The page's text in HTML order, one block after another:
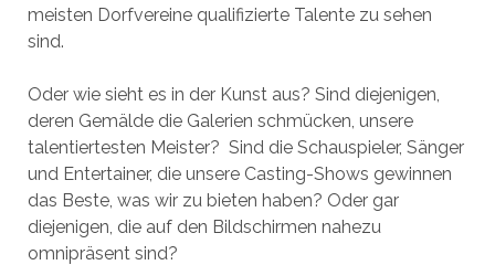
meisten Dorfvereine qualifizierte Talente zu sehen
sind.
Oder wie sieht es in der Kunst aus? Sind diejenigen,
deren Gemälde die Galerien schmücken, unsere
talentiertesten Meister? Sind die Schauspieler, Sänger
und Entertainer, die unsere Casting-Shows gewinnen
das Beste, was wir zu bieten haben? Oder gar
diejenigen, die auf den Bildschirmen nahezu
omnipräsent sind?